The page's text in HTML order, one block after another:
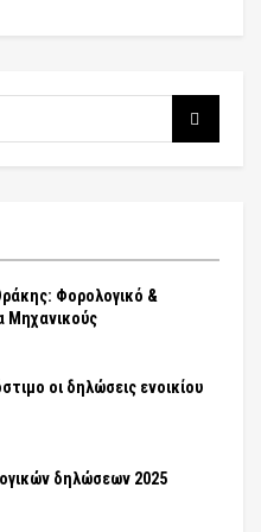
Φορολογικό &
Μηχανικούς
οι δηλώσεις ενοικίου
δηλώσεων 2025